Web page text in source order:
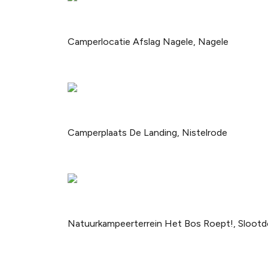
Camperlocatie Afslag Nagele, Nagele
Camperplaats De Landing, Nistelrode
Natuurkampeerterrein Het Bos Roept!,